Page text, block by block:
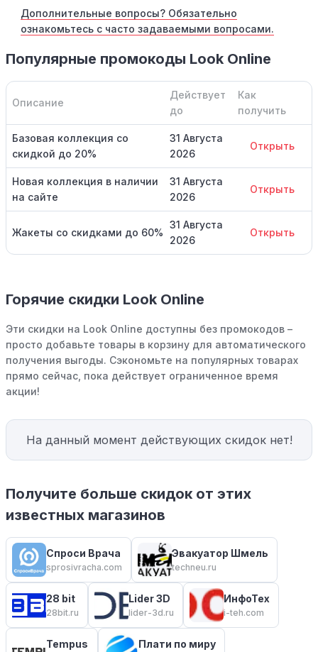
Дополнительные вопросы? Обязательно
ознакомьтесь с часто задаваемыми вопросами.
Популярные промокоды Look Online
Описание
Действует
до
Как
получить
Базовая коллекция со
скидкой до 20%
31 Августа
2026
Открыть
Новая коллекция в наличии
на сайте
31 Августа
2026
Открыть
Жакеты со скидками до 60%
31 Августа
2026
Открыть
Горячие скидки Look Online
Эти скидки на Look Online доступны без промокодов –
просто добавьте товары в корзину для автоматического
получения выгоды. Сэкономьте на популярных товарах
прямо сейчас, пока действует ограниченное время
акции!
На данный момент действующих скидок нет!
Получите больше скидок от этих
известных магазинов
Спроси Врача
sprosivracha.com
Эвакуатор Шмель
techneu.ru
28 bit
28bit.ru
Lider 3D
lider-3d.ru
ИнфоТех
i-teh.com
Tempus Плати по миру